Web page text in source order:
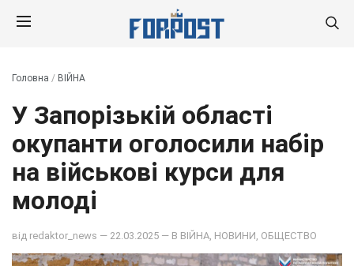
Головна / ВІЙНА
У Запорізькій області
окупанти оголосили набір
на військові курси для
молоді
від redaktor_news — 22.03.2025 — В ВІЙНА НОВИНИ ОБЩЕСТВО